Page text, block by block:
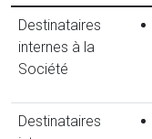
Destinataires
internes à la
Société
Destinataires